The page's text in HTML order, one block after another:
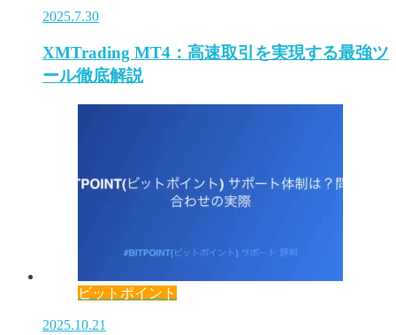
2025.7.30
XMTrading MT4：高速取引を実現する最強ツ
ール徹底解説
ビットポイント
2025.10.21